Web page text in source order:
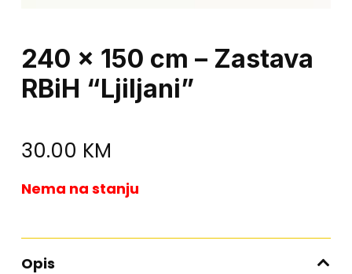
240 x 150 cm – Zastava
RBiH “Ljiljani”
30.00 KM
Nema na stanju
Opis